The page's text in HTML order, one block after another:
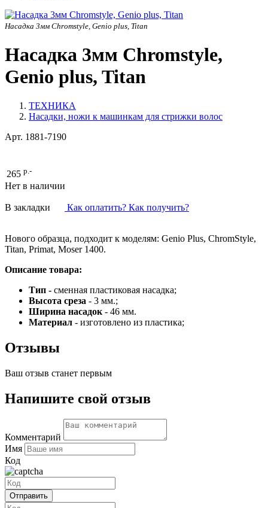
Насадка 3мм Chromstyle, Genio plus, Titan
Насадка 3мм Chromstyle,
Genio plus, Titan
ТЕХНИКА
Насадки, ножи к машинкам для стрижки волос
Арт. 1881-7190
265 р.-
Нет в наличии
В закладки Как оплатить? Как получить?
Нового образца, подходит к моделям: Genio Plus, ChromStyle,
Titan, Primat, Moser 1400.
Описание товара:
Тип - сменная пластиковая насадка;
Высота среза - 3 мм.;
Ширина насадок- 46 мм.
Материал - изготовлено из пластика;
Отзывы
Ваш отзыв станет первым
Напишите свой отзыв
Комментарий
Имя
Код